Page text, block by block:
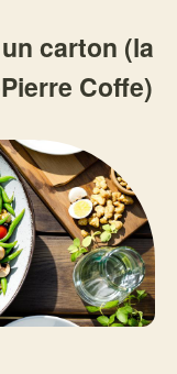
carton (la
Coffe)